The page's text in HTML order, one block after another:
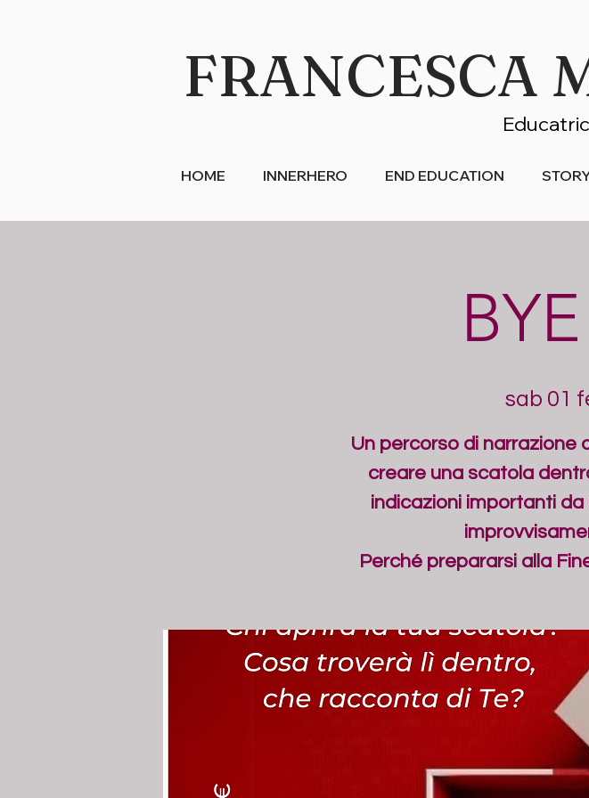
FRANCESCA
HOME INNERHERO END EDUCATION
sab 01
Un percorso di
creare una scatola
indicazioni importanti
Perché prepararsi alla